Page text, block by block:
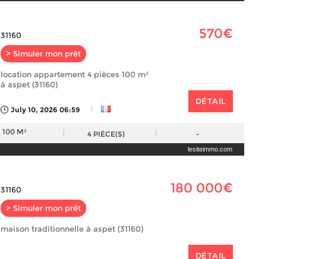
31160
> Simuler mon prêt
570€
location appartement 4 pièces 100 m²
à aspet (31160)
July 10, 2026 06:59 |
DÉTAIL
100 M² 4 PIÈCE(S) -
lesiteimmo.com
31160
> Simuler mon prêt
180 000€
maison traditionnelle à aspet (31160)
DÉTAIL